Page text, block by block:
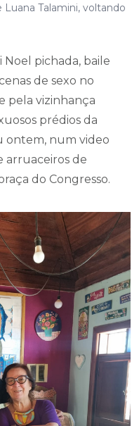
Talamini, voltando
Noel pichada, baile
de sexo no
pela vizinhança
prédios da
ontem, num video
arruaceiros de
do Congresso.